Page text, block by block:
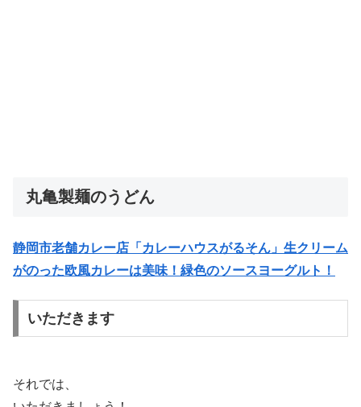
丸亀製麺のうどん
静岡市老舗カレー店「カレーハウスがるそん」生クリーム
がのった欧風カレーは美味！緑色のソースヨーグルト！
いただきます
それでは、